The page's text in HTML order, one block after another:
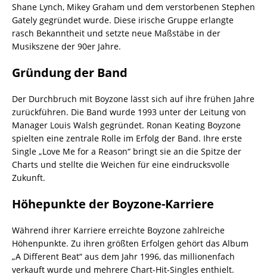
Shane Lynch, Mikey Graham und dem verstorbenen Stephen
Gately gegründet wurde. Diese irische Gruppe erlangte
rasch Bekanntheit und setzte neue Maßstäbe in der
Musikszene der 90er Jahre.
Gründung der Band
Der Durchbruch mit Boyzone lässt sich auf ihre frühen Jahre
zurückführen. Die Band wurde 1993 unter der Leitung von
Manager Louis Walsh gegründet. Ronan Keating Boyzone
spielten eine zentrale Rolle im Erfolg der Band. Ihre erste
Single „Love Me for a Reason“ bringt sie an die Spitze der
Charts und stellte die Weichen für eine eindrucksvolle
Zukunft.
Höhepunkte der Boyzone-Karriere
Während ihrer Karriere erreichte Boyzone zahlreiche
Höhenpunkte. Zu ihren größten Erfolgen gehört das Album
„A Different Beat“ aus dem Jahr 1996, das millionenfach
verkauft wurde und mehrere Chart-Hit-Singles enthielt.